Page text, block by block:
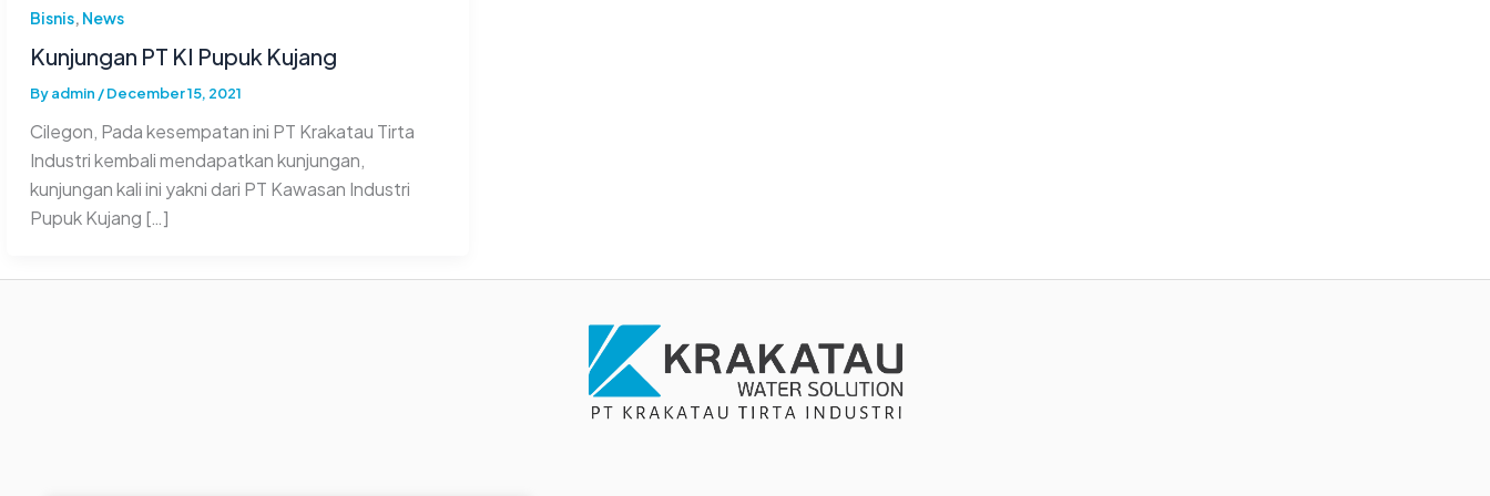
Bisnis, News
Kunjungan PT KI Pupuk Kujang
Byadmin /December 15, 2021
Cilegon, Pada kesempatan ini PT Krakatau Tirta
Industri kembali mendapatkan kunjungan,
kunjungan kali ini yakni dari PT Kawasan Industri
Pupuk Kujang […]